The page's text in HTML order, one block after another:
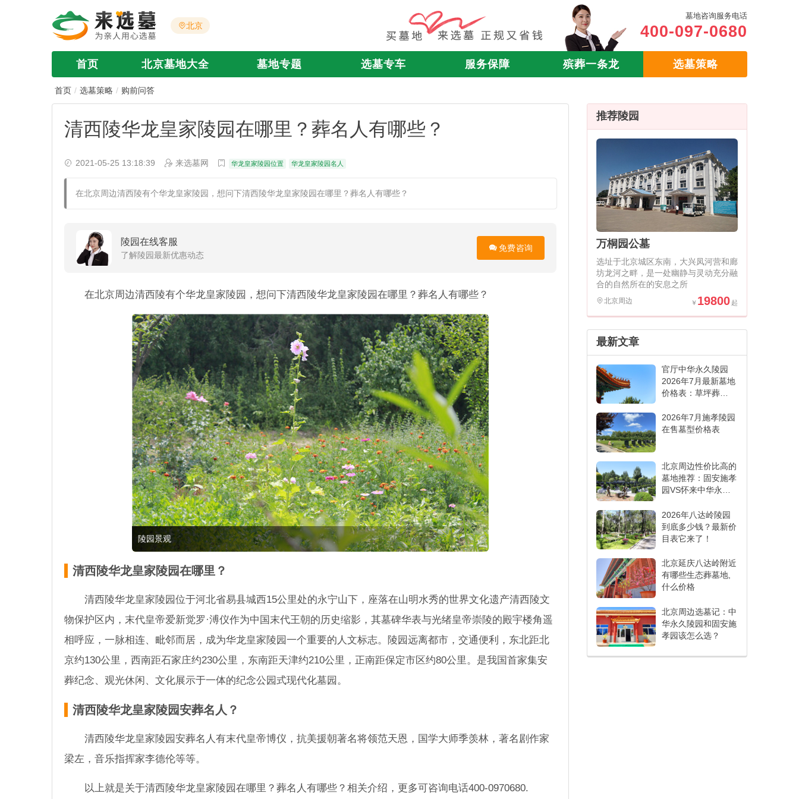
北京
墓地咨询服务电话
400-097-0680
首页 北京墓地大全 墓地专题 选墓专车 服务保障 殡葬一条龙 选墓策略
首页 选墓策略 购前问答
清西陵华龙皇家陵园在哪里？葬名人有哪些？
2021-05-25 13:18:39 来选墓网 华龙皇家陵园位置 华龙皇家陵园名人
在北京周边清西陵有个华龙皇家陵园，想问下清西陵华龙皇家陵园在哪里？葬名人有哪些？
陵园在线客服
了解陵园最新优惠动态
免费咨询
在北京周边清西陵有个华龙皇家陵园，想问下清西陵华龙皇家陵园在哪里？葬名人有哪些？
陵园景观
清西陵华龙皇家陵园在哪里？
清西陵华龙皇家陵园位于河北省易县城西15公里处的永宁山下，座落在山明水秀的世界文化遗产清西陵文
物保护区内，末代皇帝爱新觉罗·溥仪作为中国末代王朝的历史缩影，其墓碑华表与光绪皇帝崇陵的殿宇楼角遥
相呼应，一脉相连、毗邻而居，成为华龙皇家陵园一个重要的人文标志。陵园远离都市，交通便利，东北距北
京约130公里，西南距石家庄约230公里，东南距天津约210公里，正南距保定市区约80公里。是我国首家集安
葬纪念、观光休闲、文化展示于一体的纪念公园式现代化墓园。
清西陵华龙皇家陵园安葬名人？
清西陵华龙皇家陵园安葬名人有末代皇帝博仪，抗美援朝著名将领范天恩，国学大师季羡林，著名剧作家
梁左，音乐指挥家李德伦等等。
以上就是关于清西陵华龙皇家陵园在哪里？葬名人有哪些？相关介绍，更多可咨询电话400-0970680.
推荐陵园
万桐园公墓
选址于北京城区东南，大兴凤河营和廊
坊龙河之畔，是一处幽静与灵动充分融
合的自然所在的安息之所
北京周边 19800
最新文章
官厅中华永久陵园
2026年7月最新墓地
价格表：草坪葬
表看懂
2026年7月施孝陵园
在售墓型价格表
北京周边性价比高的
墓地推荐：固安施孝
园VS怀来中华永久
2026年八达岭陵园
到底多少钱？最新价
目表它来了！
北京延庆八达岭附近
有哪些生态葬墓地,
什么价格
北京周边选墓记：中
华永久陵园和固安施
孝园该怎么选？